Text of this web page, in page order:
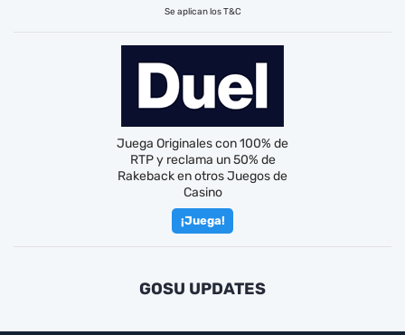
Se aplican los T&C
Juega Originales con 100% de
RTP y reclama un 50% de
Rakeback en otros Juegos de
Casino
¡Juega!
GOSU UPDATES